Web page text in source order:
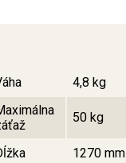
4,8 kg
50 kg
1270 mm